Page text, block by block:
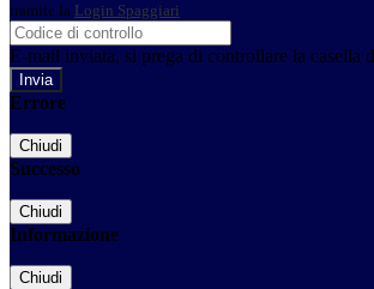
tramite la Login Spaggiari
E-mail inviata, si prega di controllare la casella
Errore
Chiudi
Successo
Chiudi
Informazione
Chiudi